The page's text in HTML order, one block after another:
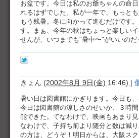
お盆です。今日は私のお爺ちゃんの命
れるはずでした。私が一年で、もっと
もう残暑。冬に向かって進むだけです
す。まぁ、今年の秋はちょっと楽しい
せんが、いつまでも"暑中〜"がいいのだ
きょん (2002年8月 9日(金) 16:46) |
暑い日は図書館にかぎります。今日も
今日は図書館の涼しさのせいか、３時
能できた。てなわけで、映画もあまり
なわけで、子持ち前より随分と数は減
の方は、どうぞ！明日からは、大阪ス